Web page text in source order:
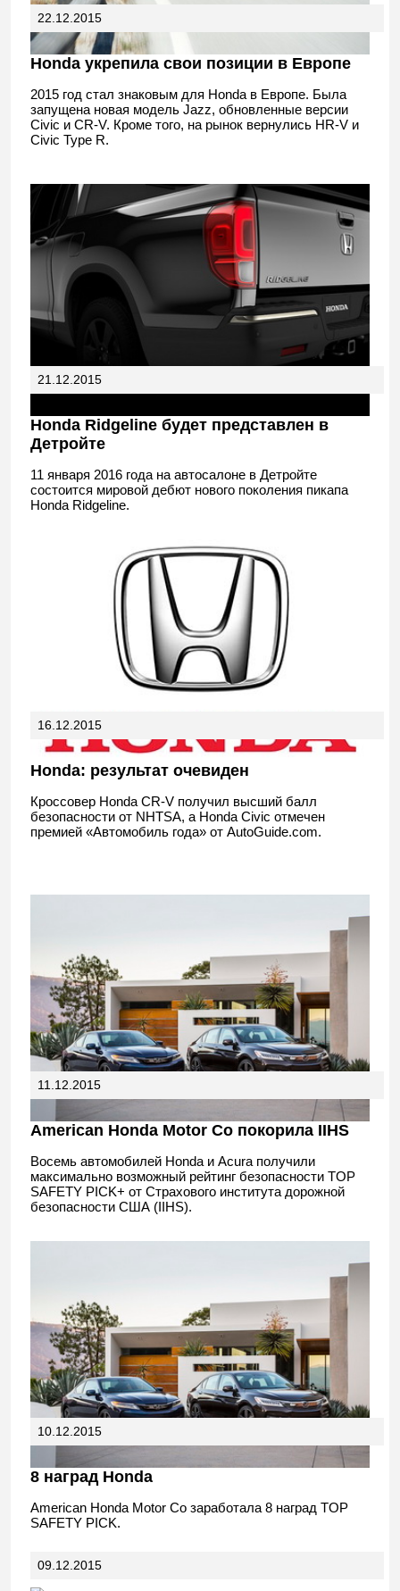
22.12.2015
Honda укрепила свои позиции в Европе
2015 год стал знаковым для Honda в Европе. Была
запущена новая модель Jazz, обновленные версии
Civic и CR-V. Кроме того, на рынок вернулись HR-V и
Civic Type R.
21.12.2015
Honda Ridgeline будет представлен в
Детройте
11 января 2016 года на автосалоне в Детройте
состоится мировой дебют нового поколения пикапа
Honda Ridgeline.
16.12.2015
Honda: результат очевиден
Кроссовер Honda CR-V получил высший балл
безопасности от NHTSA, а Honda Civic отмечен
премией «Автомобиль года» от AutoGuide.com.
11.12.2015
American Honda Motor Co покорила IIHS
Восемь автомобилей Honda и Acura получили
максимально возможный рейтинг безопасности TOP
SAFETY PICK+ от Страхового института дорожной
безопасности США (IIHS).
10.12.2015
8 наград Honda
American Honda Motor Co заработала 8 наград TOP
SAFETY PICK.
09.12.2015